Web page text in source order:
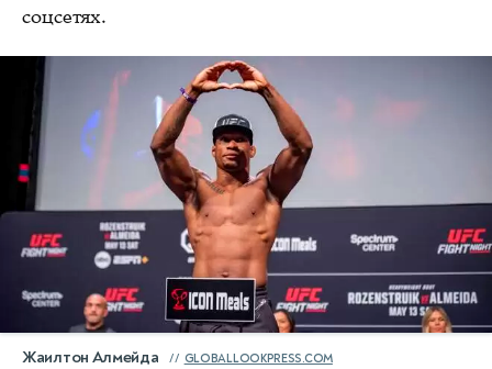
соцсетях.
Жаилтон Алмейда GLOBALLOOKPRESS.COM